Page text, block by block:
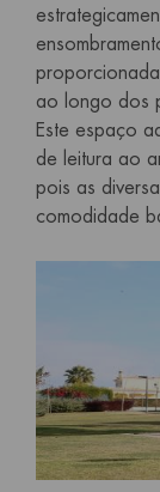
ao longo dos
Este espaço
de leitura ao
pois as
comodidade